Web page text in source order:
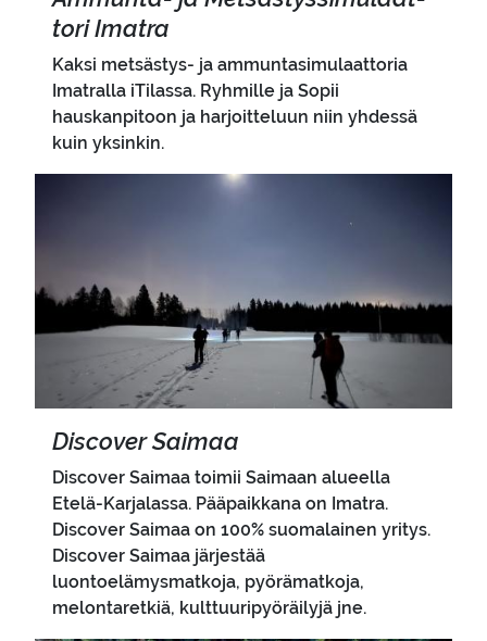
to­ri Imat­ra
Kaksi metsästys- ja ammuntasimulaattoria
Imatralla iTilassa. Ryhmille ja Sopii
hauskanpitoon ja harjoitteluun niin yhdessä
kuin yksinkin.
Disco­ver Sai­maa
Discover Saimaa toimii Saimaan alueella
Etelä-Karjalassa. Pääpaikkana on Imatra.
Discover Saimaa on 100% suomalainen yritys.
Discover Saimaa järjestää
luontoelämysmatkoja, pyörämatkoja,
melontaretkiä, kulttuuripyöräilyjä jne.